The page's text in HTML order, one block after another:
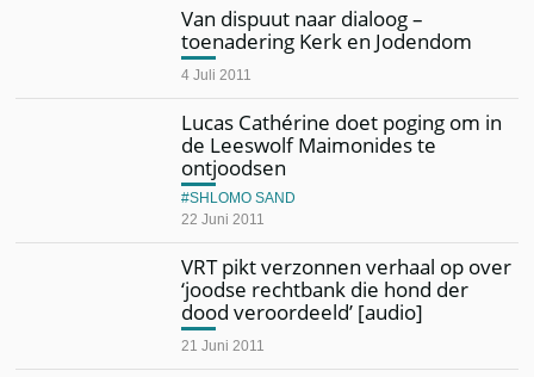
Van dispuut naar dialoog –
toenadering Kerk en Jodendom
4 Juli 2011
Lucas Cathérine doet poging om in
de Leeswolf Maimonides te
ontjoodsen
22 Juni 2011
SHLOMO SAND
VRT pikt verzonnen verhaal op over
‘joodse rechtbank die hond der
dood veroordeeld’ [audio]
21 Juni 2011